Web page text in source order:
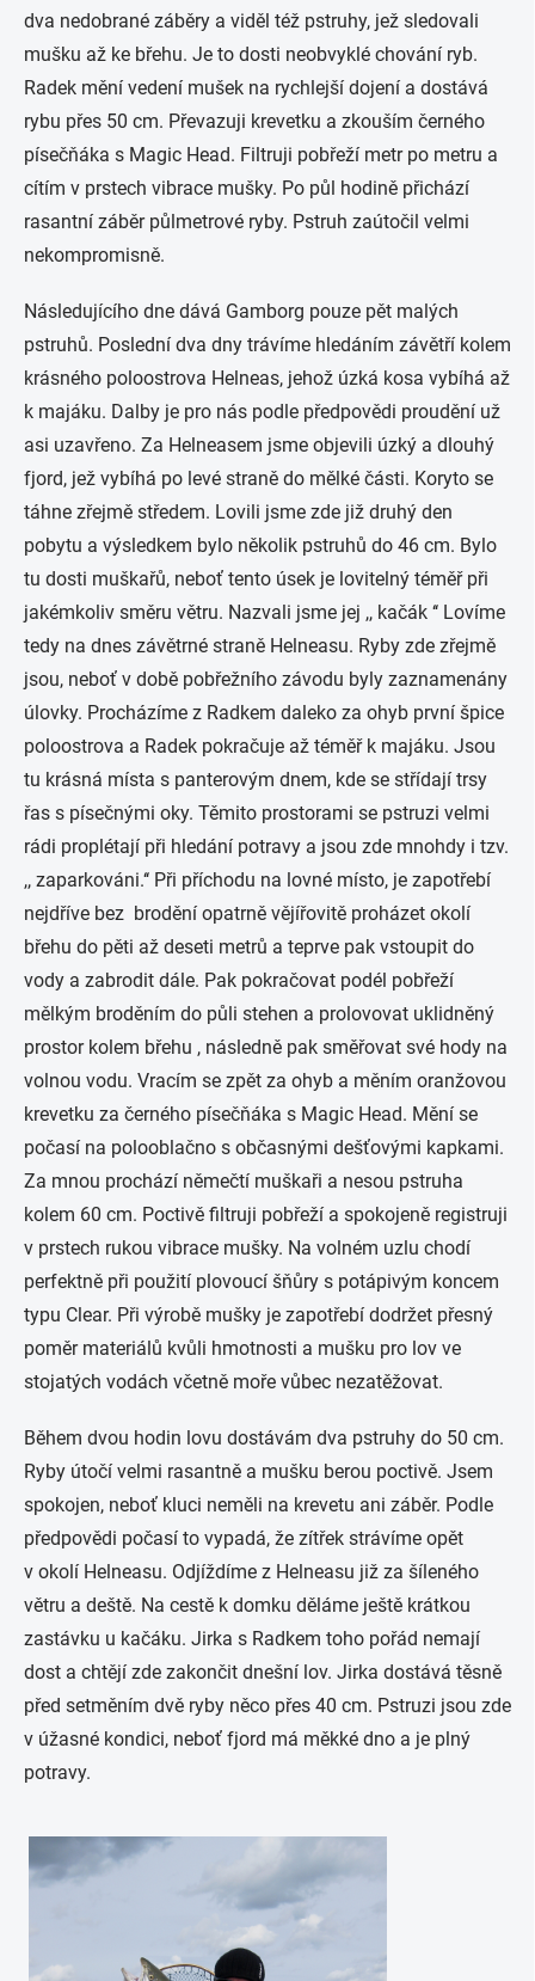
dva nedobrané záběry a viděl též pstruhy, jež sledovali
mušku až ke břehu. Je to dosti neobvyklé chování ryb.
Radek mění vedení mušek na rychlejší dojení a dostává
rybu přes 50 cm. Převazuji krevetku a zkouším černého
písečňáka s Magic Head. Filtruji pobřeží metr po metru a
cítím v prstech vibrace mušky. Po půl hodině přichází
rasantní záběr půlmetrové ryby. Pstruh zaútočil velmi
nekompromisně.
Následujícího dne dává Gamborg pouze pět malých
pstruhů. Poslední dva dny trávíme hledáním závětří kolem
krásného poloostrova Helneas, jehož úzká kosa vybíhá až
k majáku. Dalby je pro nás podle předpovědi proudění už
asi uzavřeno. Za Helneasem jsme objevili úzký a dlouhý
fjord, jež vybíhá po levé straně do mělké části. Koryto se
táhne zřejmě středem. Lovili jsme zde již druhý den
pobytu a výsledkem bylo několik pstruhů do 46 cm. Bylo
tu dosti muškařů, neboť tento úsek je lovitelný téměř při
jakémkoliv směru větru. Nazvali jsme jej ,, kačák ‘‘ Lovíme
tedy na dnes závětrné straně Helneasu. Ryby zde zřejmě
jsou, neboť v době pobřežního závodu byly zaznamenány
úlovky. Procházíme z Radkem daleko za ohyb první špice
poloostrova a Radek pokračuje až téměř k majáku. Jsou
tu krásná místa s panterovým dnem, kde se střídají trsy
řas s písečnými oky. Těmito prostorami se pstruzi velmi
rádi proplétají při hledání potravy a jsou zde mnohdy i tzv.
,, zaparkováni.‘‘ Při příchodu na lovné místo, je zapotřebí
nejdříve bez brodění opatrně vějířovitě proházet okolí
břehu do pěti až deseti metrů a teprve pak vstoupit do
vody a zabrodit dále. Pak pokračovat podél pobřeží
mělkým broděním do půli stehen a prolovovat uklidněný
prostor kolem břehu , následně pak směřovat své hody na
volnou vodu. Vracím se zpět za ohyb a měním oranžovou
krevetku za černého písečňáka s Magic Head. Mění se
počasí na polooblačno s občasnými dešťovými kapkami.
Za mnou prochází němečtí muškaři a nesou pstruha
kolem 60 cm. Poctivě filtruji pobřeží a spokojeně registruji
v prstech rukou vibrace mušky. Na volném uzlu chodí
perfektně při použití plovoucí šňůry s potápivým koncem
typu Clear. Při výrobě mušky je zapotřebí dodržet přesný
poměr materiálů kvůli hmotnosti a mušku pro lov ve
stojatých vodách včetně moře vůbec nezatěžovat.
Během dvou hodin lovu dostávám dva pstruhy do 50 cm.
Ryby útočí velmi rasantně a mušku berou poctivě. Jsem
spokojen, neboť kluci neměli na krevetu ani záběr. Podle
předpovědi počasí to vypadá, že zítřek strávíme opět
v okolí Helneasu. Odjíždíme z Helneasu již za šíleného
větru a deště. Na cestě k domku děláme ještě krátkou
zastávku u kačáku. Jirka s Radkem toho pořád nemají
dost a chtějí zde zakončit dnešní lov. Jirka dostává těsně
před setměním dvě ryby něco přes 40 cm. Pstruzi jsou zde
v úžasné kondici, neboť fjord má měkké dno a je plný
potravy.